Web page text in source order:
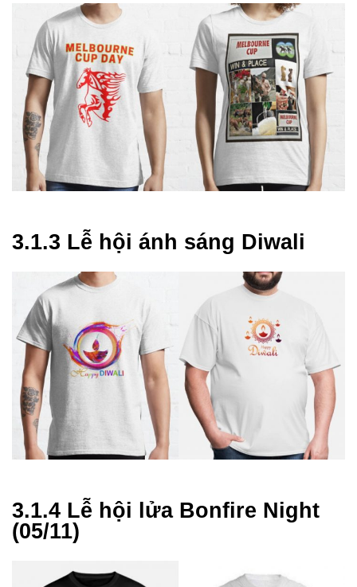
3.1.3 Lễ hội ánh sáng Diwali
3.1.4 Lễ hội lửa Bonfire Night
(05/11)